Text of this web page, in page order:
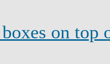
on top